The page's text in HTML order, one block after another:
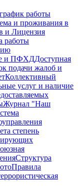
работы
и проживания в
и Лицензия
работы
и ПФХДДоступная
подачи жалоб и
Коллективный
услуг и наличие
Журнал "Наш
степень
Структура
Правила